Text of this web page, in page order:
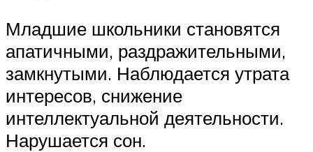
Младшие школьники становятся
апатичными, раздражительными,
замкнутыми. Наблюдается утрата
интересов, снижение
интеллектуальной деятельности.
Нарушается сон.